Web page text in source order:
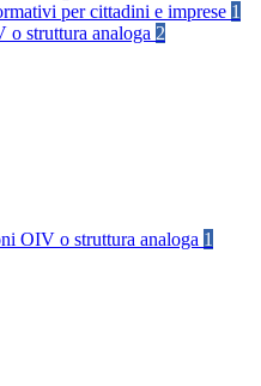
per cittadini e imprese 1
o struttura analoga 2
OIV o struttura analoga 1